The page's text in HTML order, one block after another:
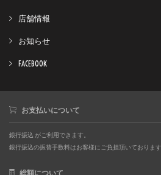
店舗情報
お知らせ
FACEBOOK
お支払いについて
銀行振込 がご利用できます。
銀行振込の振替手数料はお客様にご負担頂いておりま
総額について